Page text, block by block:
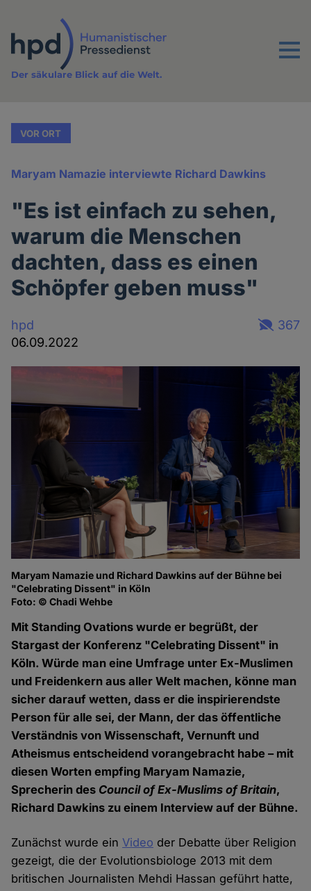
Inhalt
Menu
Der säkulare Blick auf die Welt.
VOR ORT
Maryam Namazie interviewte Richard Dawkins
"Es ist einfach zu sehen,
warum die Menschen
dachten, dass es einen
Schöpfer geben muss"
hpd
06.09.2022
367
Maryam Namazie und Richard Dawkins auf der Bühne bei
"Celebrating Dissent" in Köln
Foto: © Chadi Wehbe
Mit Standing Ovations wurde er begrüßt, der
Stargast der Konferenz "Celebrating Dissent" in
Köln. Würde man eine Umfrage unter Ex-Muslimen
und Freidenkern aus aller Welt machen, könne man
sicher darauf wetten, dass er die inspirierendste
Person für alle sei, der Mann, der das öffentliche
Verständnis von Wissenschaft, Vernunft und
Atheismus entscheidend vorangebracht habe – mit
diesen Worten empfing Maryam Namazie,
Sprecherin des Council of Ex-Muslims of Britain,
Richard Dawkins zu einem Interview auf der Bühne.
Zunächst wurde einVideo der Debatte über Religion
gezeigt, die der Evolutionsbiologe 2013 mit dem
britischen Journalisten Mehdi Hassan geführt hatte,